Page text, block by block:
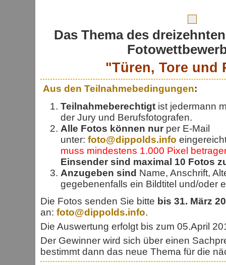
Das Thema des
"Türen, Tore und
Aus den Teilnahmebedingungen:
Teilnahmeberechtigt ist jedermann
der Jury und Berufsfotografen.
Alle Fotos können nur per E-Mail
unter: foto@dippolds.info
muss mindestens 1.000 Pixel
Einsender sind maximal 10 Fotos
Anzugeben sind Name, Anschrift,
gegebenenfalls ein Bildtitel und/oder
Die Fotos senden Sie bitte bis 31. März
an: foto@dippolds.info.
Die Auswertung erfolgt bis zum 05.April
Der Gewinner wird sich über einen
bestimmt dann das neue Thema für die